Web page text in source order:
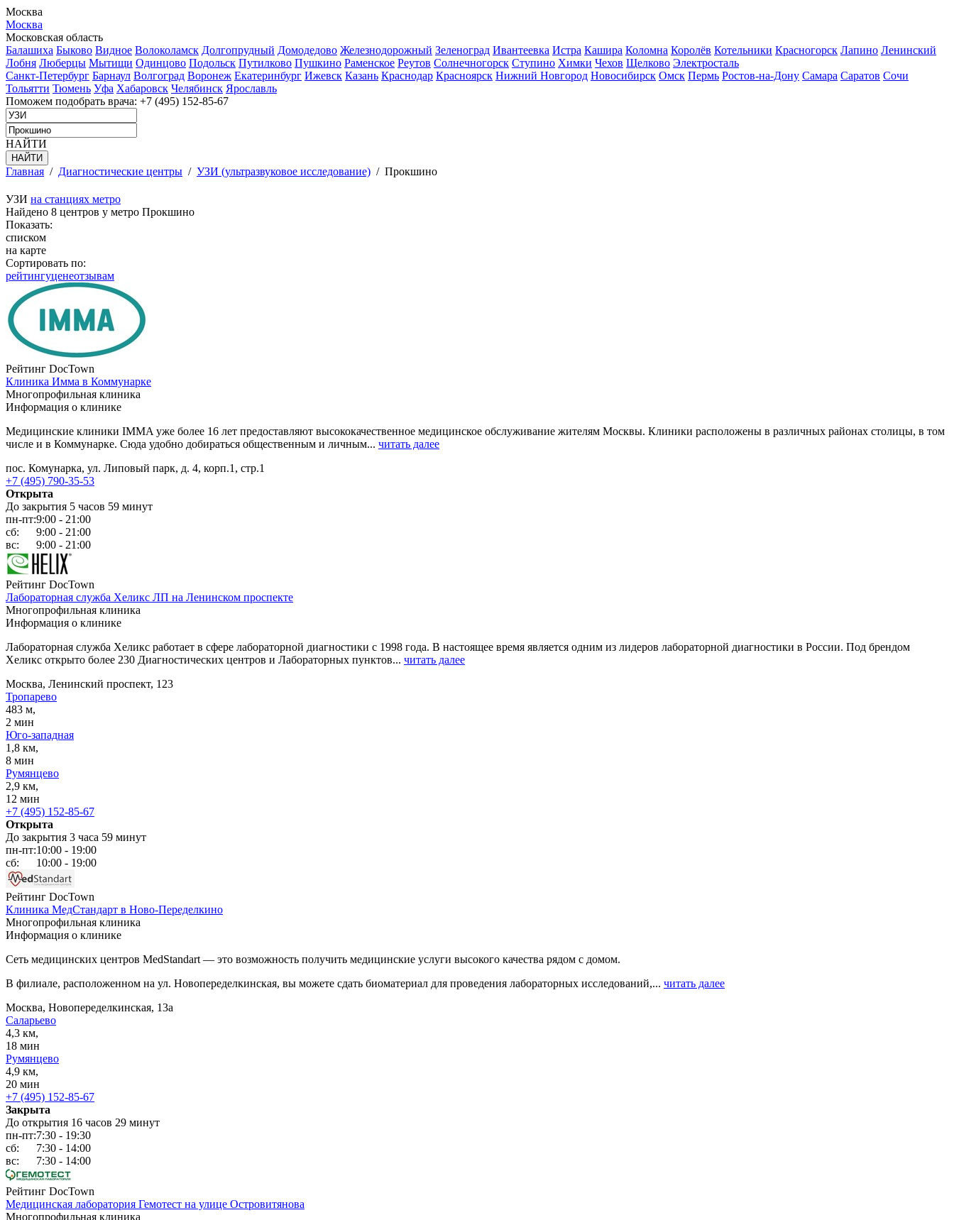
Москва
Москва
Московская область
Балашиха Быково Видное Волоколамск Долгопрудный Домодедово Железнодорожный Зеленоград Ивантеевка Истра Кашира Коломна Королёв Котельники Красногорск Лапино Ленинский
Лобня Люберцы Мытищи Одинцово Подольск Путилково Пушкино Раменское Реутов Солнечногорск Ступино Химки Чехов Щелково Электросталь
Санкт-Петербург Барнаул Волгоград Воронеж Екатеринбург Ижевск Казань Краснодар Красноярск Нижний Новгород Новосибирск Омск Пермь Ростов-на-Дону Самара Саратов Сочи
Тольятти Тюмень Уфа Хабаровск Челябинск Ярославль
Поможем подобрать врача: +7 (495) 152-85-67
НАЙТИ
Главная / Диагностические центры / УЗИ (ультразвуковое исследование) / Прокшино
УЗИ на станциях метро
Найдено 8 центров у метро Прокшино
Показать:
списком
на карте
Сортировать по:
рейтингуценеотзывам
Рейтинг DocTown
Клиника Имма в Коммунарке
Многопрофильная клиника
Информация о клинике
Медицинские клиники IMMA уже более 16 лет предоставляют высококачественное медицинское обслуживание жителям Москвы. Клиники расположены в различных районах столицы, в том
числе и в Коммунарке. Сюда удобно добираться общественным и личным... читать далее
пос. Комунарка, ул. Липовый парк, д. 4, корп.1, стр.1
+7 (495) 790-35-53
Открыта
До закрытия 5 часов 59 минут
пн-пт:9:00 - 21:00
сб:
9:00 - 21:00
вс:
9:00 - 21:00
Рейтинг DocTown
Лабораторная служба Хеликс ЛП на Ленинском проспекте
Многопрофильная клиника
Информация о клинике
Лабораторная служба Хеликс работает в сфере лабораторной диагностики с 1998 года. В настоящее время является одним из лидеров лабораторной диагностики в России. Под брендом
Хеликс открыто более 230 Диагностических центров и Лабораторных пунктов... читать далее
Москва, Ленинский проспект, 123
Тропарево
483 м,
2 мин
Юго-западная
1,8 км,
8 мин
Румянцево
2,9 км,
12 мин
+7 (495) 152-85-67
Открыта
До закрытия 3 часа 59 минут
пн-пт:10:00 - 19:00
сб:
10:00 - 19:00
Рейтинг DocTown
Клиника МедСтандарт в Ново-Переделкино
Многопрофильная клиника
Информация о клинике
Сеть медицинских центров MedStandart — это возможность получить медицинские услуги высокого качества рядом с домом.
В филиале, расположенном на ул. Новопеределкинская, вы можете сдать биоматериал для проведения лабораторных исследований,... читать далее
Москва, Новопеределкинская, 13а
Саларьево
4,3 км,
18 мин
Румянцево
4,9 км,
20 мин
+7 (495) 152-85-67
Закрыта
До открытия 16 часов 29 минут
пн-пт:7:30 - 19:30
сб:
7:30 - 14:00
вс:
7:30 - 14:00
Рейтинг DocTown
Медицинская лаборатория Гемотест на улице Островитянова
Многопрофильная клиника